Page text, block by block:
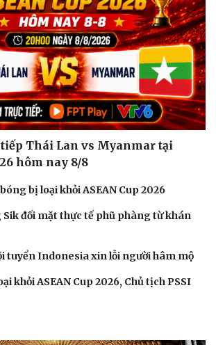
Thái Lan vs Myanmar tại
hôm nay 8/8
bị loại khỏi ASEAN Cup 2026
Sik đối mặt thực tế phũ phàng từ khán
tuyển Indonesia xin lỗi người hâm mộ
khỏi ASEAN Cup 2026, Chủ tịch PSSI